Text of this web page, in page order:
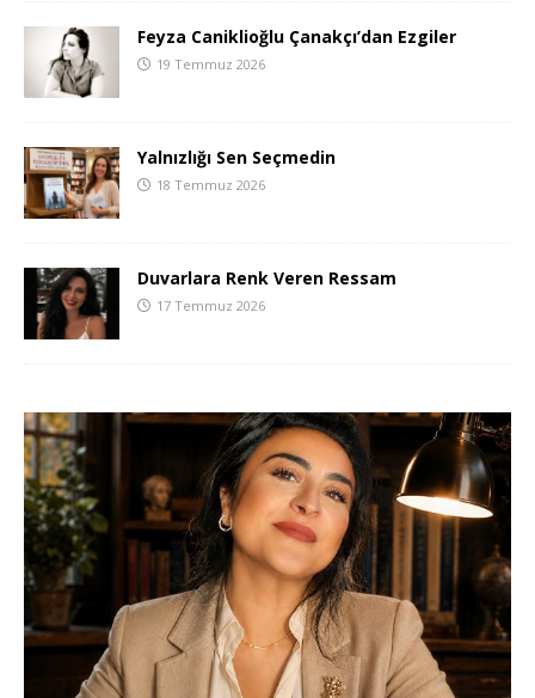
Feyza Caniklioğlu Çanakçı’dan Ezgiler
19 Temmuz 2026
Yalnızlığı Sen Seçmedin
18 Temmuz 2026
Duvarlara Renk Veren Ressam
17 Temmuz 2026